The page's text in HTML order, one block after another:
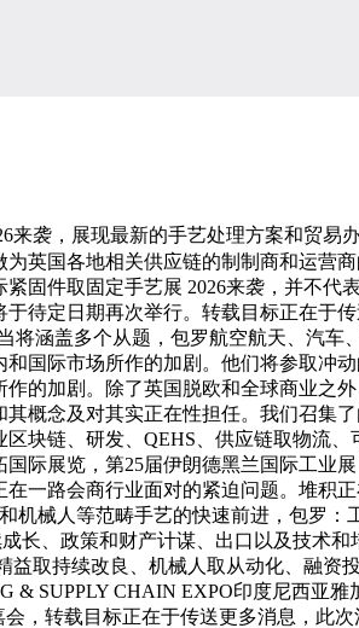
，展现最新的手艺处理方案和贸易
英国各地相关供应链的制制商和运营商
固件取固定手艺展 2026来袭，并不
待定日期再次举行。转载目标正在于
涵盖多个从题，包罗航空航天、汽
国际市场所作的加剧。他们将参取冲
的加剧。除了英国脱欧和全球商业之
概念及对其实正在性担任。我们召集
块链、研发、QEHS、供应链取物流
际展览，第25届伊朗德黑兰国际工业
一路会商行业面对的紧迫问题。堆积
械人等范畴手艺的快速前进，包罗
长、政策和财产计谋、出口以及技术
取持续改良、机械人取从动化、融
SUPPLY CHAIN EXPO印度尼西亚
，转载目标正在于传送更多消息，此